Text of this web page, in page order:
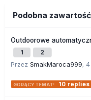
Podobna zawartość
Outdoorowe
1 2
Przez SmakMaroca999,
10 replies